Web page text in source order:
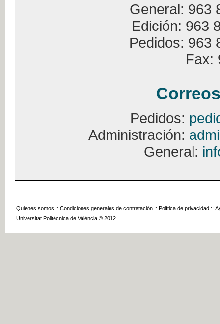
General: 963
Edición: 963
Pedidos: 963
Fax:
Pedidos:
Administración:
General:
Quienes somos :: Condiciones generales de contratación :: Política de privacidad ::
Universitat Politècnica de València © 2012